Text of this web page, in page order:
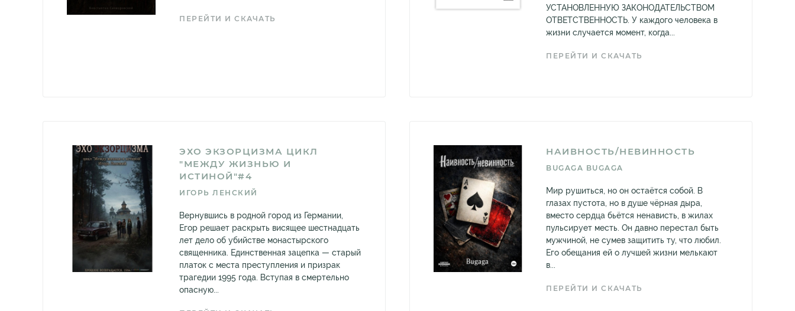
ПЕРЕЙТИ И СКАЧАТЬ
УСТАНОВЛЕННУЮ ЗАКОНОДАТЕЛЬСТВОМ
ОТВЕТСТВЕННОСТЬ. У каждого человека в
жизни случается момент, когда...
ПЕРЕЙТИ И СКАЧАТЬ
ЭХО ЭКЗОРЦИЗМА ЦИКЛ
"МЕЖДУ ЖИЗНЬЮ И
ИСТИНОЙ"#4
ИГОРЬ ЛЕНСКИЙ
Вернувшись в родной город из Германии,
Егор решает раскрыть висящее шестнадцать
лет дело об убийстве монастырского
священника. Единственная зацепка — старый
платок с места преступления и призрак
трагедии 1995 года. Вступая в смертельно
опасную...
НАИВНОСТЬ/НЕВИННОСТЬ
BUGAGA BUGAGA
Мир рушиться, но он остаётся собой. В
глазах пустота, но в душе чёрная дыра,
вместо сердца бьётся ненависть, в жилах
пульсирует месть. Он давно перестал быть
мужчиной, не сумев защитить ту, что любил.
Его обещания ей о лучшей жизни мелькают
в...
ПЕРЕЙТИ И СКАЧАТЬ